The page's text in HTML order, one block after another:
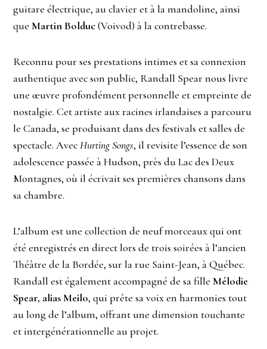
guitare électrique, au clavier et à la mandoline, ainsi
que Martin Bolduc(Voivod) à la contrebasse.
Reconnu pour ses prestations intimes et sa connexion
authentique avec son public, Randall Spear nous livre
une œuvre profondément personnelle et empreinte de
nostalgie. Cet artiste aux racines irlandaises a parcouru
le Canada, se produisant dans des festivals et salles de
spectacle. AvecHurting Songs, il revisite l’essence de son
adolescence passée à Hudson, près du Lac des Deux
Montagnes, où il écrivait ses premières chansons dans
sa chambre.
L’album est une collection de neuf morceaux qui ont
été enregistrés en direct lors de trois soirées à l’ancien
Théâtre de la Bordée, sur la rue Saint-Jean, à Québec.
Randall est également accompagné de sa filleMélodie
Spear, alias Meilo, qui prête sa voix en harmonies tout
au long de l’album, offrant une dimension touchante
et intergénérationnelle au projet.